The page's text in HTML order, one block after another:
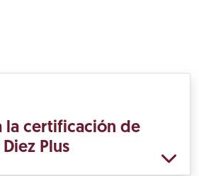
la certificación de
Plus